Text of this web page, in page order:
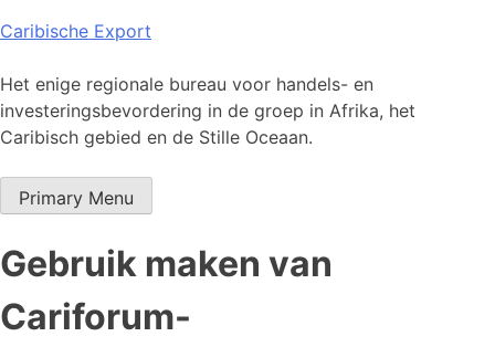
Skip
content
Caribische Export
Het enige regionale bureau voor handels- en
investeringsbevordering in de groep in Afrika, het
Caribisch gebied en de Stille Oceaan.
Primary Menu
Gebruik maken van
Cariforum-